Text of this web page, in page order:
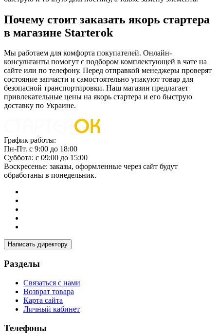
Почему стоит заказать якорь стартера
в магазине Starterok
Мы работаем для комфорта покупателей. Онлайн-
консультанты помогут с подбором комплектующей в чате на
сайте или по телефону. Перед отправкой менеджеры проверят
состояние запчасти и самостоятельно упакуют товар для
безопасной транспортировки. Наш магазин предлагает
привлекательные цены на якорь стартера и его быструю
доставку по Украине.
График работы:
Пн-Пт. с 9:00 до 18:00
Суббота: с 09:00 до 15:00
Воскресенье: заказы, оформленные через сайт будут
обработаны в понедельник.
Написать директору
Разделы
Связаться с нами
Возврат товара
Карта сайта
Личный кабинет
Телефоны